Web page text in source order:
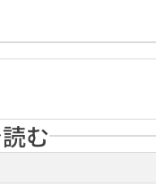
む